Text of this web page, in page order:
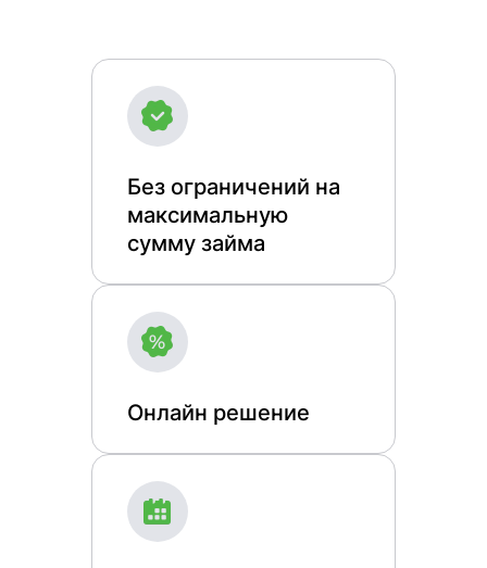
Без ограничений на
максимальную
сумму займа
Онлайн решение